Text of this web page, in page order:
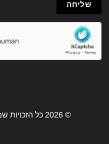
© 2026 כל הזכויות שמורות לאינטלקט ספרים